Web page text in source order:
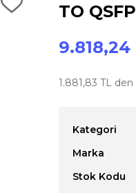
TO
9.818,24
1.881,83 TL
Kategori
Marka
Stok Kodu